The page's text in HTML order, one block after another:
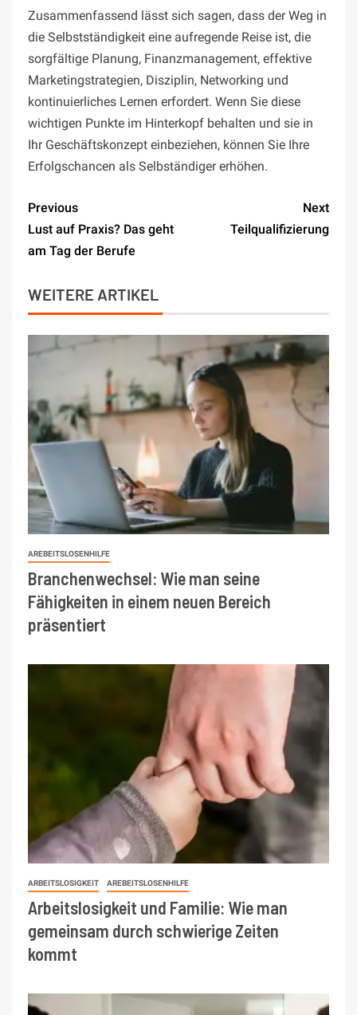
Zusammenfassend lässt sich sagen, dass der Weg in
die Selbstständigkeit eine aufregende Reise ist, die
sorgfältige Planung, Finanzmanagement, effektive
Marketingstrategien, Disziplin, Networking und
kontinuierliches Lernen erfordert. Wenn Sie diese
wichtigen Punkte im Hinterkopf behalten und sie in
Ihr Geschäftskonzept einbeziehen, können Sie Ihre
Erfolgschancen als Selbständiger erhöhen.
Previous
Lust auf Praxis? Das geht
am Tag der Berufe
Next
Teilqualifizierung
WEITERE ARTIKEL
AREBEITSLOSENHILFE
Branchenwechsel: Wie man seine
Fähigkeiten in einem neuen Bereich
präsentiert
ARBEITSLOSIGKEIT AREBEITSLOSENHILFE
Arbeitslosigkeit und Familie: Wie man
gemeinsam durch schwierige Zeiten
kommt